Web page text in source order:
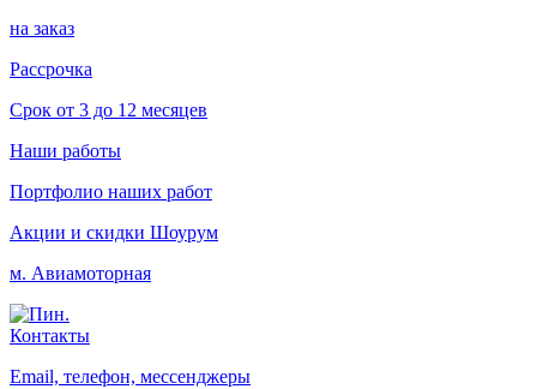
на заказ
Рассрочка
Срок от 3 до 12 месяцев
Наши работы
Портфолио наших работ
Акции и скидки Шоурум
м. Авиамоторная
Контакты
Email, телефон, мессенджеры